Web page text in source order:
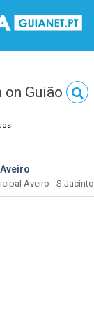
on Guião
Aveiro - S.Jacinto